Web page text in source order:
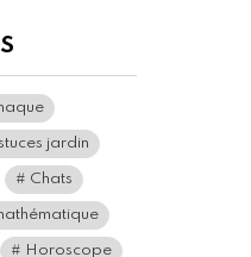
jardin
Chats
Horoscope